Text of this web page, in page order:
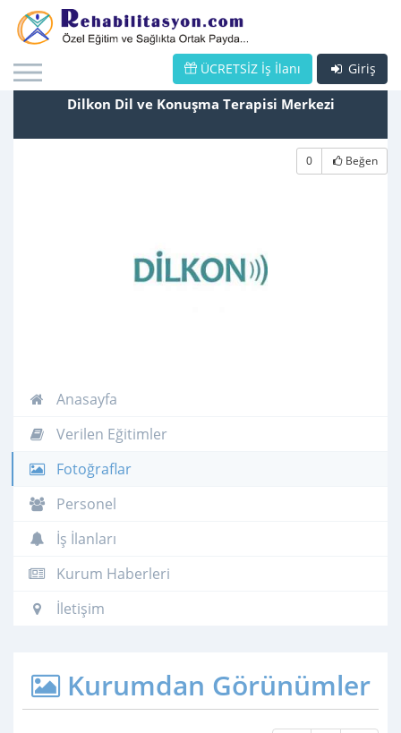
Giriş
ÜCRETSİZ İş İlanı
Dilkon Dil ve Konuşma Terapisi Merkezi
0 Beğen
Anasayfa
Verilen Eğitimler
Fotoğraflar
Personel
İş İlanları
Kurum Haberleri
İletişim
Kurumdan Görünümler